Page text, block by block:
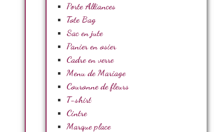
Porte Alliances
Tote Bag
Sac en jute
Panier en osier
Cadre en verre
Menu de Mariage
Couronne de fleurs
T-shirt
Cintre
Marque place